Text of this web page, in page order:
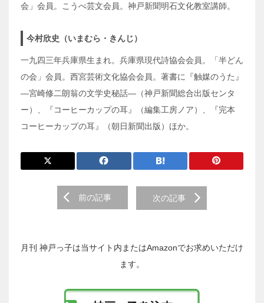
会」会員。こうべ芸文会員。神戸新聞明石文化教室講師。
今村欣史（いまむら・きんじ）
一九四三年兵庫県生まれ。兵庫県現代詩協会会員。「半どん
の会」会員。西宮芸術文化協会会員。著書に『触媒のうた』
―宮崎修二朗翁の文学史秘話―（神戸新聞総合出版センタ
ー）、『コーヒーカップの耳』（編集工房ノア）、『完本
コーヒーカップの耳』（朝日新聞出版）ほか。
稿
前の記事 次の記事
月刊 神戸っ子は当サイト内またはAmazonでお求めいただけ
ます。